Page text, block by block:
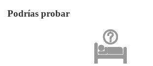
Podrías probar